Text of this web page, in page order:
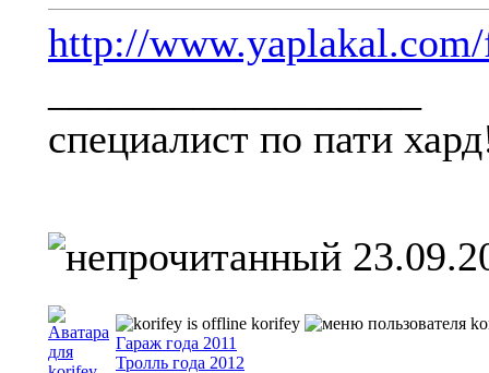
http://
специалист по пати
korifey
Гараж года 2011
Тролль года 2012